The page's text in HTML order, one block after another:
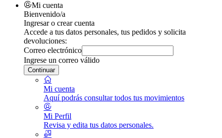
Mi cuenta
Bienvenido/a
Ingresar o crear cuenta
Accede a tus datos personales, tus pedidos y solicita
devoluciones:
Correo electrónico
Ingrese un correo válido
Continuar
Mi cuenta
Aquí podrás consultar todos tus movimientos
Mi Perfil
Revisa y edita tus datos personales.